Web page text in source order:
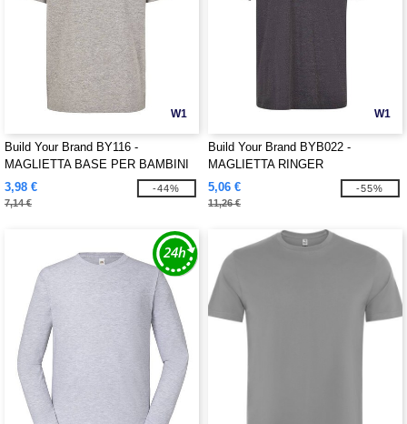
W1
Build Your Brand BY116 -
MAGLIETTA BASE PER BAMBINI
3,98 €
7,14 €
-44%
W1
Build Your Brand BYB022 -
MAGLIETTA RINGER
5,06 €
11,26 €
-55%